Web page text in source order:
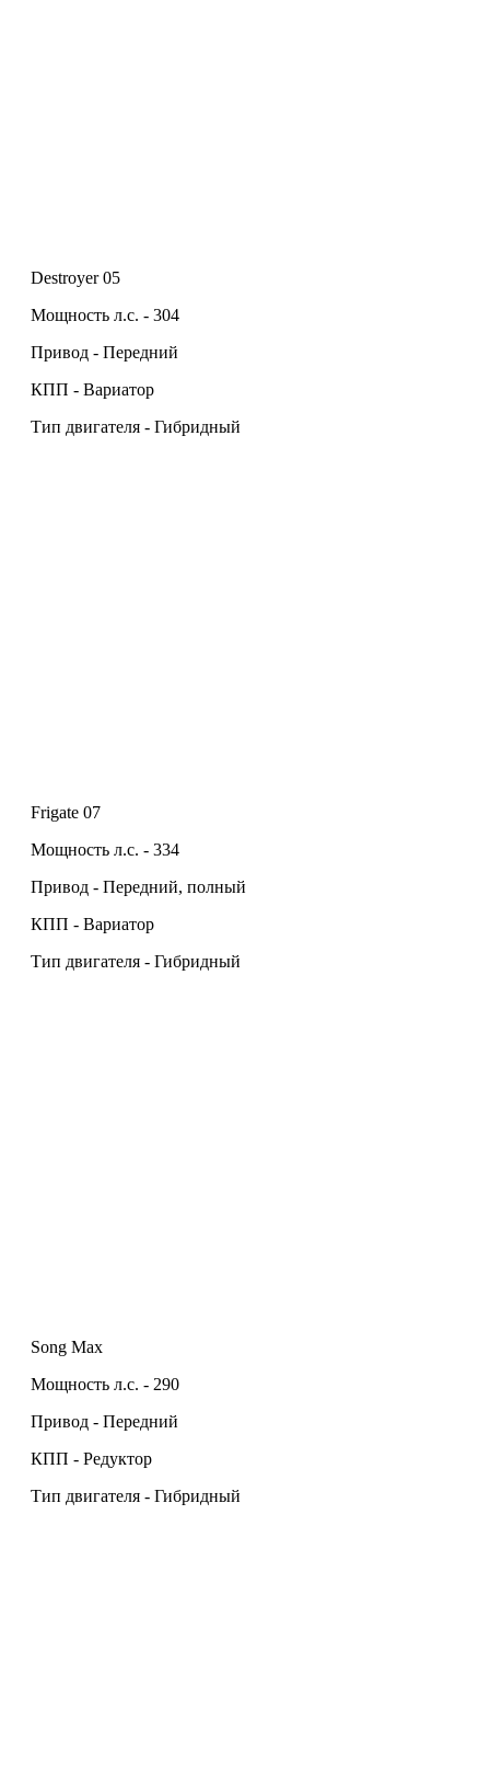
Destroyer 05
Мощность л.с. - 304
Привод - Передний
КПП - Вариатор
Тип двигателя - Гибридный
Frigate 07
Мощность л.с. - 334
Привод - Передний, полный
КПП - Вариатор
Тип двигателя - Гибридный
Song Max
Мощность л.с. - 290
Привод - Передний
КПП - Редуктор
Тип двигателя - Гибридный